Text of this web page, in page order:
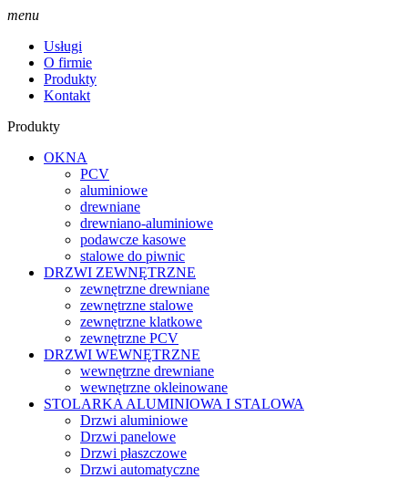
menu
Usługi
O firmie
Produkty
Kontakt
Produkty
OKNA
PCV
aluminiowe
drewniane
drewniano-aluminiowe
podawcze kasowe
stalowe do piwnic
DRZWI ZEWNĘTRZNE
zewnętrzne drewniane
zewnętrzne stalowe
zewnętrzne klatkowe
zewnętrzne PCV
DRZWI WEWNĘTRZNE
wewnętrzne drewniane
wewnętrzne okleinowane
STOLARKA ALUMINIOWA I STALOWA
Drzwi aluminiowe
Drzwi panelowe
Drzwi płaszczowe
Drzwi automatyczne